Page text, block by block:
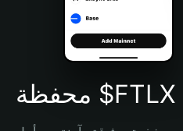
Português (Brasil)
Español (Argentina)
محفظة $FTLX